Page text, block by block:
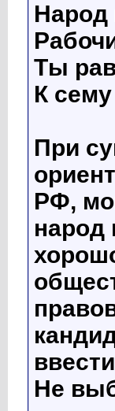
Народ
Ты
К
При
РФ,
народ
Не